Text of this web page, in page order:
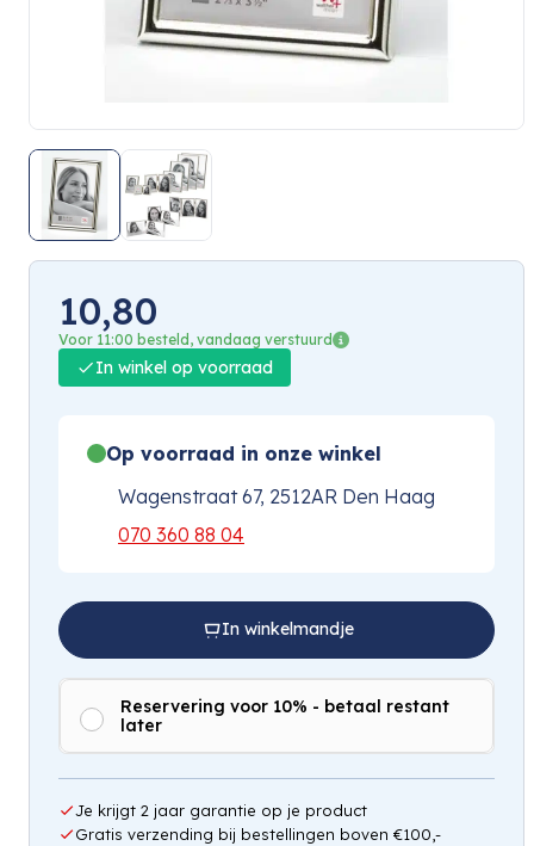
10,80
Voor 11:00 besteld, vandaag verstuurd
In winkel op voorraad
Op voorraad in onze winkel
Wagenstraat 67, 2512AR Den Haag
070 360 88 04
In winkelmandje
Reservering voor 10% - betaal restant
later
Je krijgt 2 jaar garantie op je product
Gratis verzending bij bestellingen boven €100,-